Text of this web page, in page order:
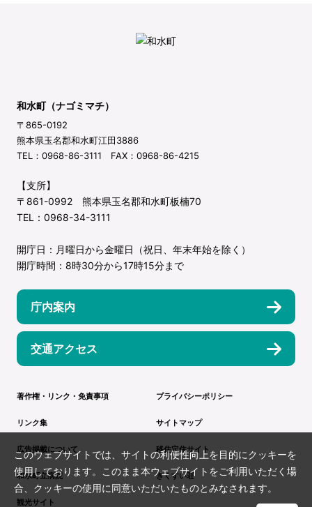
和水町（ナゴミマチ）
〒865-0192
熊本県玉名郡和水町江田3886
TEL：0968-86-3111 FAX：0968-86-4215
【支所】
〒861-0992 熊本県玉名郡和水町板楠70
TEL：0968-34-3111
開庁日：月曜日から金曜日（祝日、年末年始を除く）
開庁時間：8時30分から17時15分まで
庁内案内
交通アクセス
著作権・リンク・免責事項 プライバシーポリシー
リンク集 サイトマップ
広告掲載について 移住定住サイト
和水町立病院 きくすい荘
観光サイト
このウェブサイトでは、サイトの利便性向上を目的にクッキーを
使用しております。このまま本ウェブサイトをご利用いただく場
合、クッキーの使用に同意いただいたものとみなされます。